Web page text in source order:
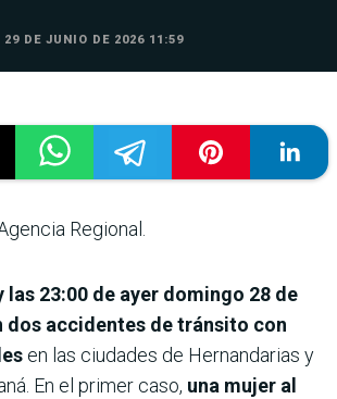
29 DE JUNIO DE 2026 11:59
Regional.
las 23:00 de ayer domingo 28 de
dos accidentes de tránsito con
en las ciudades de Hernandarias y
En el primer caso, una mujer al